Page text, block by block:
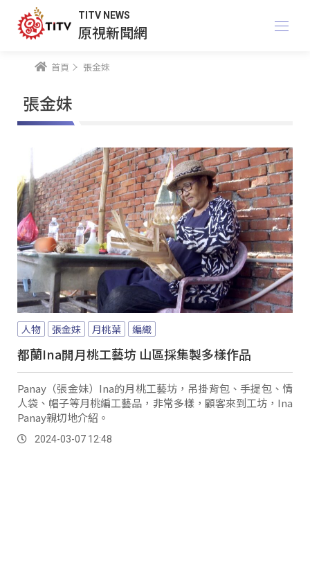
TITV NEWS
原視新聞網
首頁 張金妹
張金妹
人物 張金妹 月桃葉 編織
都蘭Ina開月桃工藝坊 山區採集製多樣作品
Panay（張金妹）Ina的月桃工藝坊，吊掛背包、手提包、情
人袋、帽子等月桃編工藝品，非常多樣，顧客來到工坊，Ina
Panay親切地介紹。
2024-03-07 12:48